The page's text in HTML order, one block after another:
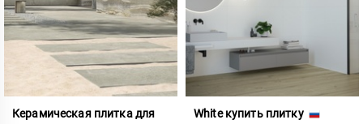
Керамическая плитка для
White купить плитку